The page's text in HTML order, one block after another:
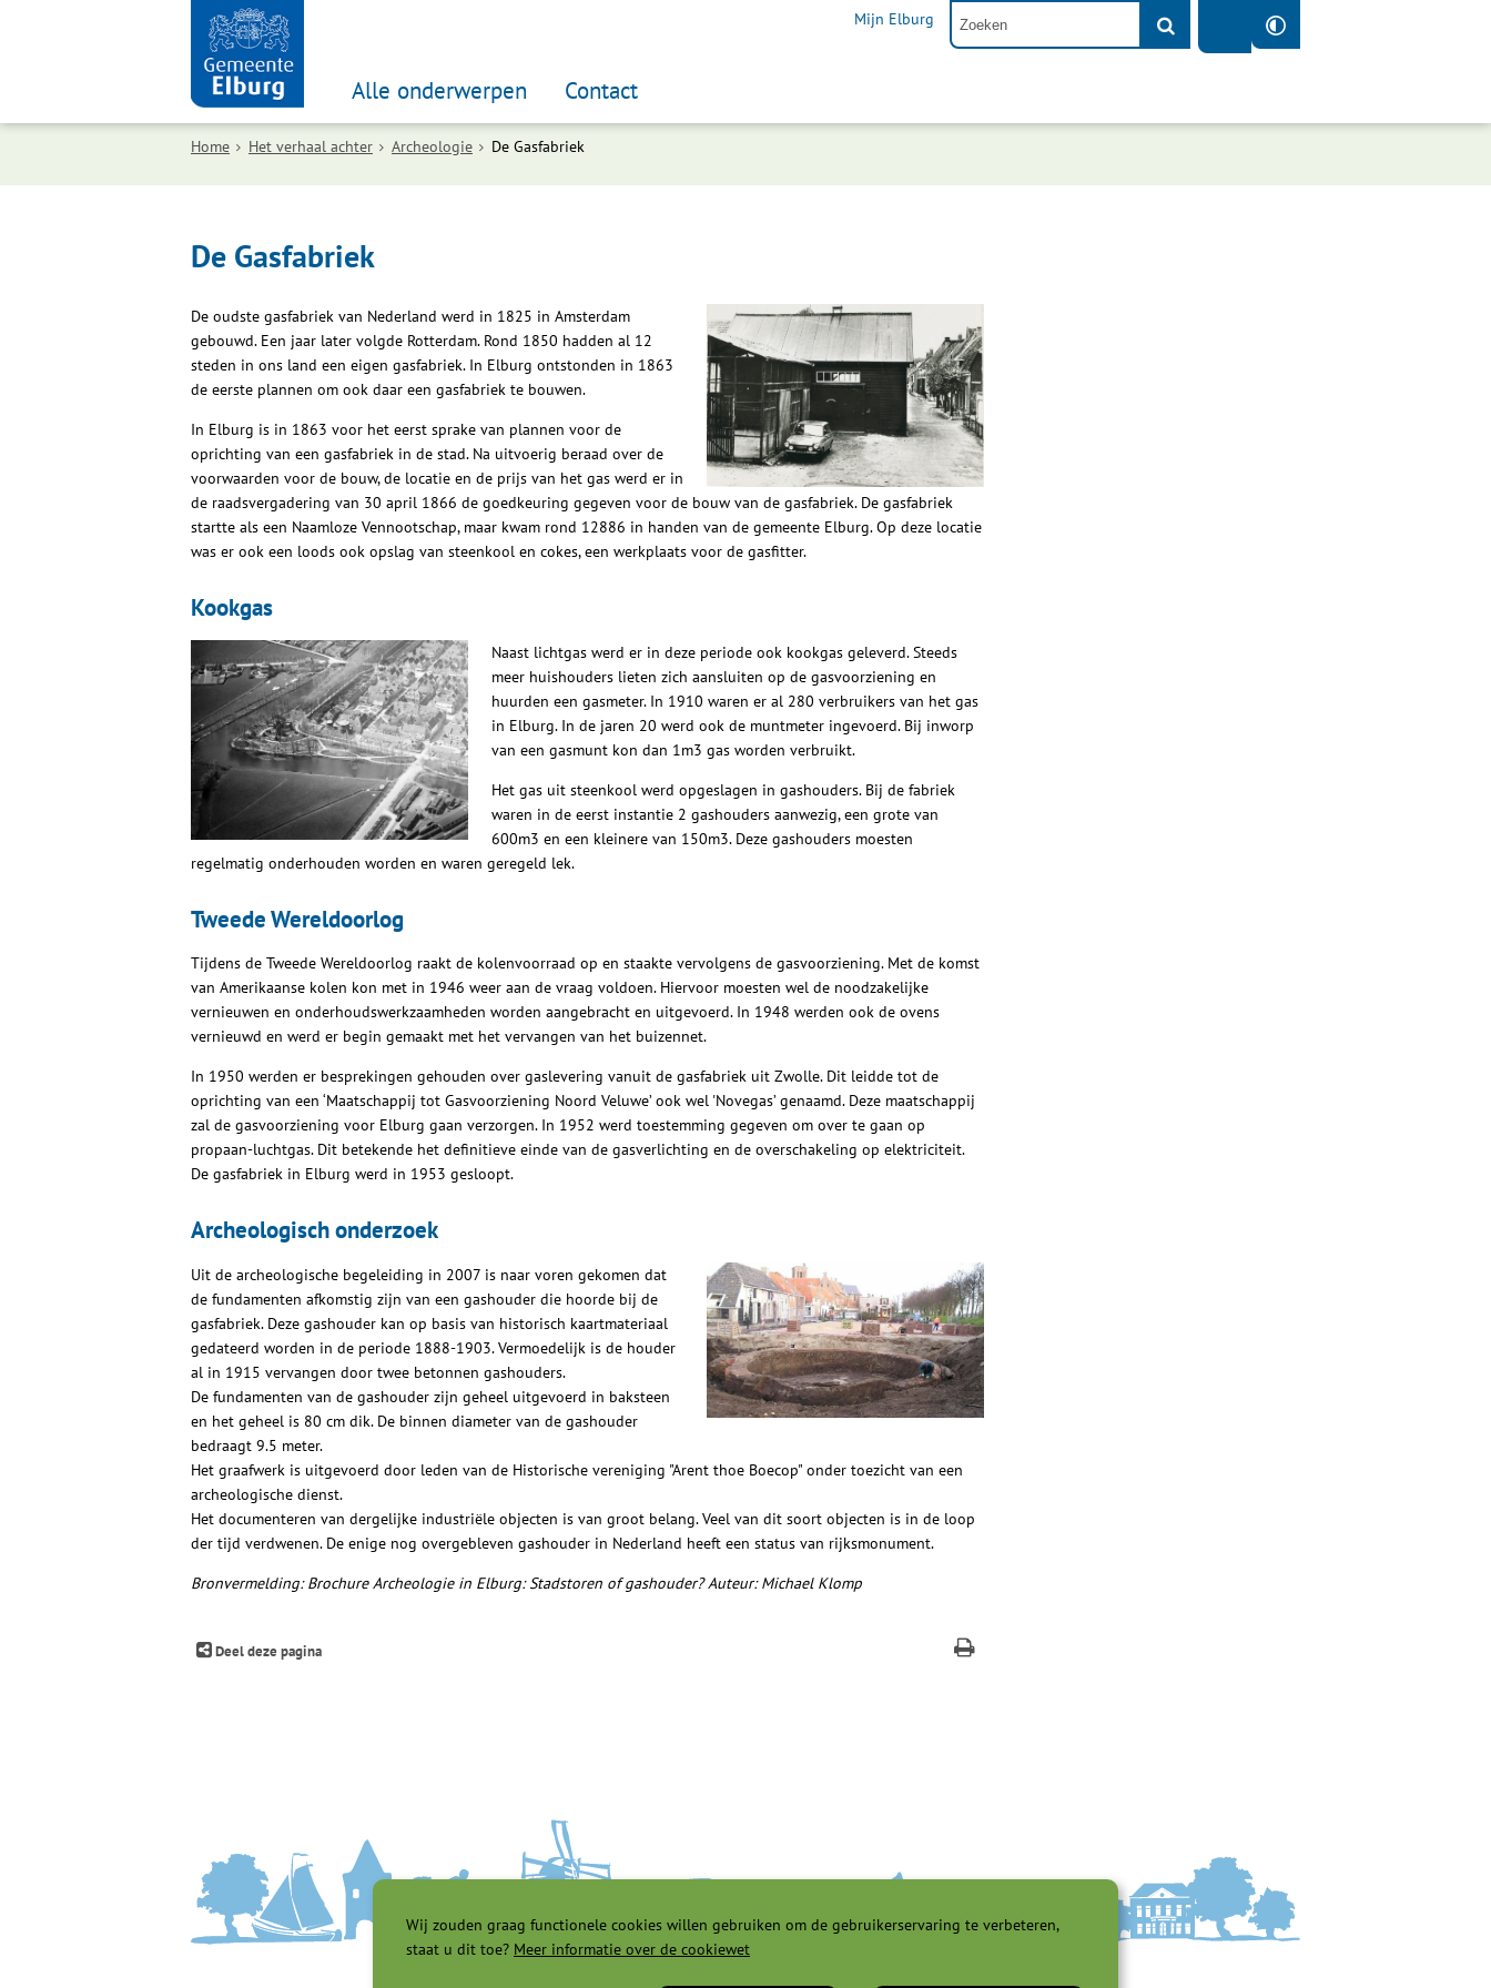
Wij zouden graag functionele cookies willen gebruiken om de gebruikerservaring te verbeteren,
staat u dit toe? Meer informatie over de cookiewet
Mijn Elburg
Alle onderwerpen Contact
Home Het verhaal achter Archeologie De Gasfabriek
De Gasfabriek
De oudste gasfabriek van Nederland werd in 1825 in Amsterdam
gebouwd. Een jaar later volgde Rotterdam. Rond 1850 hadden al 12
steden in ons land een eigen gasfabriek. In Elburg ontstonden in 1863
de eerste plannen om ook daar een gasfabriek te bouwen.
In Elburg is in 1863 voor het eerst sprake van plannen voor de
oprichting van een gasfabriek in de stad. Na uitvoerig beraad over de
voorwaarden voor de bouw, de locatie en de prijs van het gas werd er in
de raadsvergadering van 30 april 1866 de goedkeuring gegeven voor de bouw van de gasfabriek. De gasfabriek
startte als een Naamloze Vennootschap, maar kwam rond 12886 in handen van de gemeente Elburg. Op deze locatie
was er ook een loods ook opslag van steenkool en cokes, een werkplaats voor de gasfitter.
Kookgas
Naast lichtgas werd er in deze periode ook kookgas geleverd. Steeds
meer huishouders lieten zich aansluiten op de gasvoorziening en
huurden een gasmeter. In 1910 waren er al 280 verbruikers van het gas
in Elburg. In de jaren 20 werd ook de muntmeter ingevoerd. Bij inworp
van een gasmunt kon dan 1m3 gas worden verbruikt.
Het gas uit steenkool werd opgeslagen in gashouders. Bij de fabriek
waren in de eerst instantie 2 gashouders aanwezig, een grote van
600m3 en een kleinere van 150m3. Deze gashouders moesten
regelmatig onderhouden worden en waren geregeld lek.
Tweede Wereldoorlog
Tijdens de Tweede Wereldoorlog raakt de kolenvoorraad op en staakte vervolgens de gasvoorziening. Met de komst
van Amerikaanse kolen kon met in 1946 weer aan de vraag voldoen. Hiervoor moesten wel de noodzakelijke
vernieuwen en onderhoudswerkzaamheden worden aangebracht en uitgevoerd. In 1948 werden ook de ovens
vernieuwd en werd er begin gemaakt met het vervangen van het buizennet.
In 1950 werden er besprekingen gehouden over gaslevering vanuit de gasfabriek uit Zwolle. Dit leidde tot de
oprichting van een ‘Maatschappij tot Gasvoorziening Noord Veluwe’ ook wel 'Novegas’ genaamd. Deze maatschappij
zal de gasvoorziening voor Elburg gaan verzorgen. In 1952 werd toestemming gegeven om over te gaan op
propaan-luchtgas. Dit betekende het definitieve einde van de gasverlichting en de overschakeling op elektriciteit.
De gasfabriek in Elburg werd in 1953 gesloopt.
Archeologisch onderzoek
Uit de archeologische begeleiding in 2007 is naar voren gekomen dat
de fundamenten afkomstig zijn van een gashouder die hoorde bij de
gasfabriek. Deze gashouder kan op basis van historisch kaartmateriaal
gedateerd worden in de periode 1888-1903. Vermoedelijk is de houder
al in 1915 vervangen door twee betonnen gashouders.
De fundamenten van de gashouder zijn geheel uitgevoerd in baksteen
en het geheel is 80 cm dik. De binnen diameter van de gashouder
bedraagt 9.5 meter.
Het graafwerk is uitgevoerd door leden van de Historische vereniging "Arent thoe Boecop" onder toezicht van een
archeologische dienst.
Het documenteren van dergelijke industriële objecten is van groot belang. Veel van dit soort objecten is in de loop
der tijd verdwenen. De enige nog overgebleven gashouder in Nederland heeft een status van rijksmonument.
Bronvermelding: Brochure Archeologie in Elburg: Stadstoren of gashouder? Auteur: Michael Klomp
Deel deze pagina